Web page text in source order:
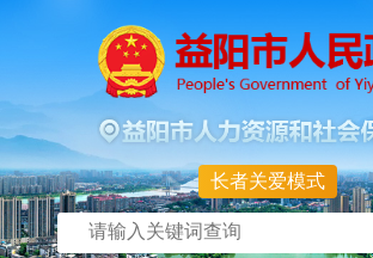
长者关爱模式